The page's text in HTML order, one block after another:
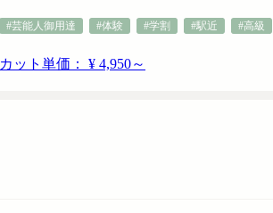
#芸能人御用達 #体験 #学割 #駅近 #高級
カット単価： ¥ 4,950～